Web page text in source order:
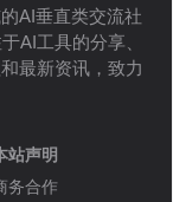
AI垂直类交流社
AI工具的分享、
最新资讯，致力
站声明
务合作